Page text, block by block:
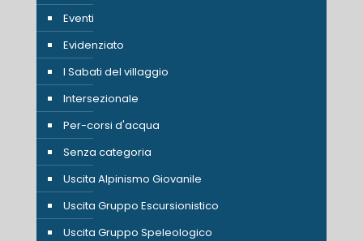
Eventi
Evidenziato
I Sabati del villaggio
Intersezionale
Per-corsi d'acqua
Senza categoria
Uscita Alpinismo Giovanile
Uscita Gruppo Escursionistico
Uscita Gruppo Speleologico